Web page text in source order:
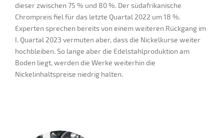
dieser zwischen 75 % und 80 %. Der südafrikanische
Chrompreis fiel für das letzte Quartal 2022 um 18 %.
Experten sprechen bereits von einem weiteren Rückgang im
I. Quartal 2023 vermuten aber, dass die Nickelkurse weiter
hochbleiben. So lange aber die Edelstahlproduktion am
Boden liegt, werden die Werke weiterhin die
Nickelinhaltspreise niedrig halten.